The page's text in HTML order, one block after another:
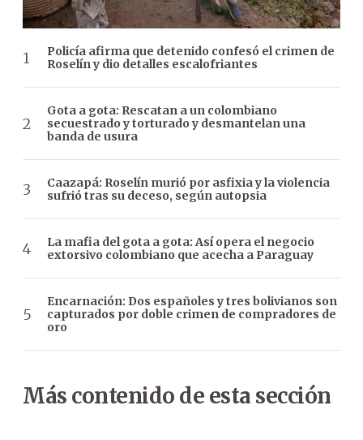
Policía afirma que detenido confesó el crimen de
Roselín y dio detalles escalofriantes
Gota a gota: Rescatan a un colombiano
secuestrado y torturado y desmantelan una
banda de usura
Caazapá: Roselín murió por asfixia y la violencia
sufrió tras su deceso, según autopsia
La mafia del gota a gota: Así opera el negocio
extorsivo colombiano que acecha a Paraguay
Encarnación: Dos españoles y tres bolivianos son
capturados por doble crimen de compradores de
oro
Más contenido de esta sección